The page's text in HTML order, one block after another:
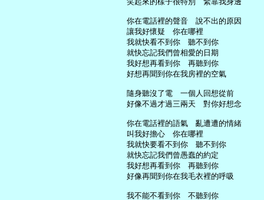
     你在電話裡的聲音　說不出的原因
     讓我好懷疑　你在哪裡
     我就快看不到你　聽不到你
     就快忘記我們曾相愛的日期
     我好想再看到你　再聽到你
     好想再聞到你在我房裡的空氣
     隨身聽沒了電　一個人回想從前
     好像不過才過三兩天　對你好想念
     你在電話裡的語氣　亂遭遭的情緒
     叫我好擔心　你在哪裡
     我就快要看不到你　聽不到你
     就快忘記我們曾愚蠢的約定
     我好想再看到你　再聽到你
     好像再聞到你在我毛衣裡的呼吸
     我不能不看到你　不聽到你